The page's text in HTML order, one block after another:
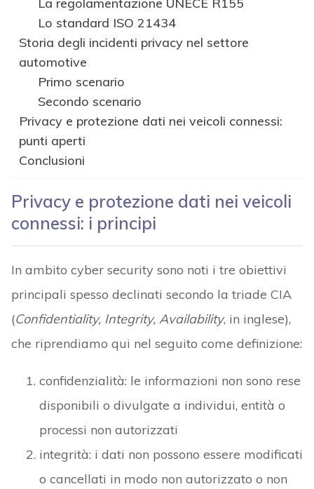
Lo standard ISO 21434
Storia degli incidenti privacy nel settore
automotive
Primo scenario
Secondo scenario
Privacy e protezione dati nei veicoli connessi:
punti aperti
Conclusioni
Privacy e protezione dati nei veicoli
connessi: i principi
In ambito cyber security sono noti i tre obiettivi
principali spesso declinati secondo la triade CIA
(Confidentiality, Integrity, Availability, in inglese),
che riprendiamo qui nel seguito come definizione:
confidenzialità: le informazioni non sono rese
disponibili o divulgate a individui, entità o
processi non autorizzati
integrità: i dati non possono essere modificati
o cancellati in modo non autorizzato o non